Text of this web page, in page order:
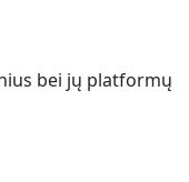
bei jų platformų